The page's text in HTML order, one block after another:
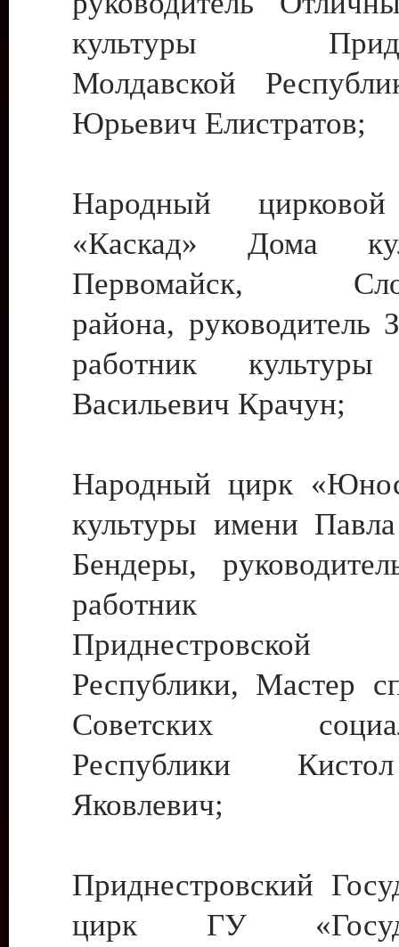
культуры
Молдавской
Юрьевич Елистратов;
Народный цирковой
«Каскад» Дома
Первомайск,
района, руководитель
работник культуры
Васильевич Крачун;
Народный цирк
культуры имени
Бендеры,
работник
Приднестровской
Республики, Мастер
Советских
Республики
Яковлевич;
Приднестровский
цирк ГУ